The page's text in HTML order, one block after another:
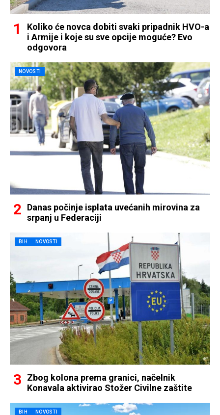
Koliko će novca dobiti svaki pripadnik HVO-a
i Armije i koje su sve opcije moguće? Evo
odgovora
NOVOSTI
Danas počinje isplata uvećanih mirovina za
srpanj u Federaciji
BIH NOVOSTI
Zbog kolona prema granici, načelnik
Konavala aktivirao Stožer Civilne zaštite
BIH NOVOSTI